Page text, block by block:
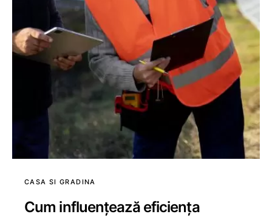
CASA SI GRADINA
Cum influențează eficiența